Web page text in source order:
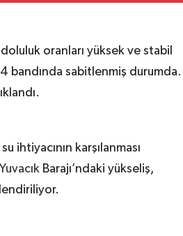
oranları yüksek ve stabil
bandında sabitlenmiş durumda.
ihtiyacının karşılanması
Yuvacık Barajı’ndaki yükseliş,